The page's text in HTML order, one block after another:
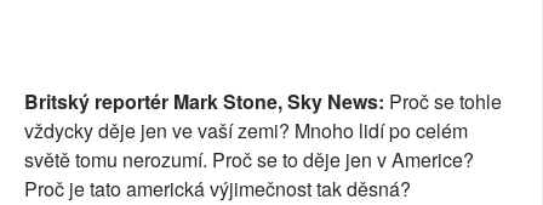
Britský reportér Mark Stone, Sky News: Proč se tohle
vždycky děje jen ve vaší zemi? Mnoho lidí po celém
světě tomu nerozumí. Proč se to děje jen v Americe?
Proč je tato americká výjimečnost tak děsná?